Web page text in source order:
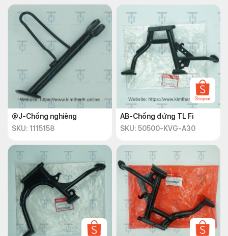
@J-Chống nghiêng
SKU: 1115158
AB-Chống đứng TL Fi
SKU: 50500-KVG-A30